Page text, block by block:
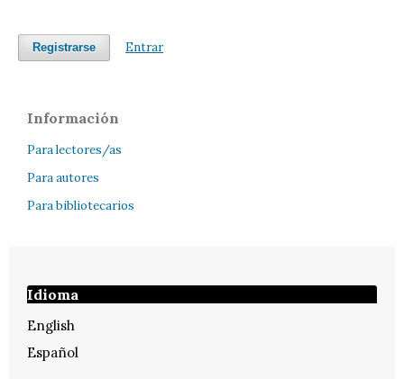
Registrarse Entrar
Información
Para lectores/as
Para autores
Para bibliotecarios
Idioma
English
Español